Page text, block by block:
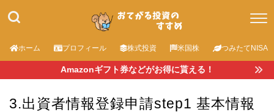
ホーム プロフィール 株式投資 米国株 つみたてNISA
Amazonギフト券などがお得に貰える！
3.出資者情報登録申請step1 基本情報